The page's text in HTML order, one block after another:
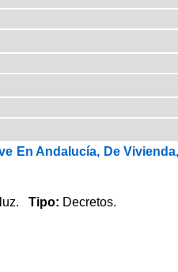
En Andalucía, De
Tipo: Decretos.